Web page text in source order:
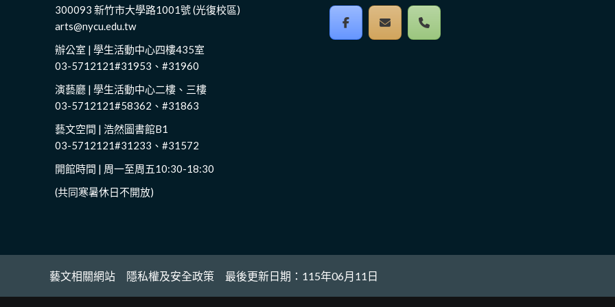
300093 新竹市大學路1001號 (光復校區)
arts@nycu.edu.tw
辦公室 | 學生活動中心四樓435室
03-5712121#31953、#31960
演藝廳 | 學生活動中心二樓、三樓
03-5712121#58362、#31863
藝文空間 | 浩然圖書館B1
03-5712121#31233、#31572
開館時間 | 周一至周五10:30-18:30
(共同寒暑休日不開放)
藝文相關網站 隱私權及安全政策 最後更新日期：115年06月11日